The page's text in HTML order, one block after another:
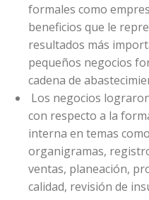
formales como
beneficios que le
resultados más
pequeños negocios
cadena de
Los negocios
con respecto a la
interna en temas
organigramas,
ventas, planeación,
calidad, revisión de